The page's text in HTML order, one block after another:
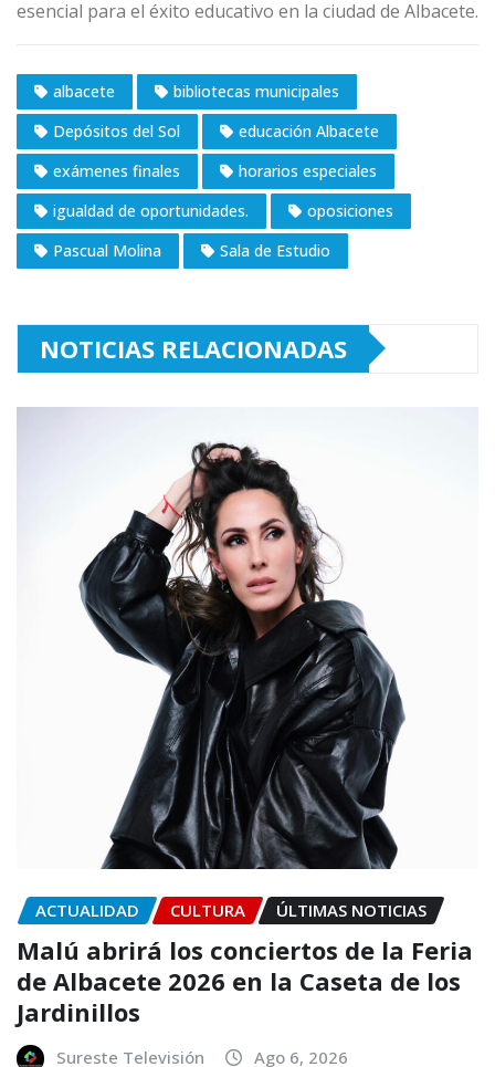
esencial para el éxito educativo en la ciudad de Albacete.
albacete
bibliotecas municipales
Depósitos del Sol
educación Albacete
exámenes finales
horarios especiales
igualdad de oportunidades.
oposiciones
Pascual Molina
Sala de Estudio
NOTICIAS RELACIONADAS
ACTUALIDAD CULTURA ÚLTIMAS NOTICIAS
Malú abrirá los conciertos de la Feria
de Albacete 2026 en la Caseta de los
Jardinillos
Sureste Televisión Ago 6, 2026